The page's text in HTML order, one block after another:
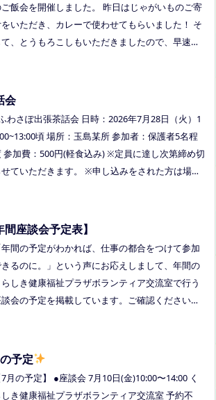
飯会を開催しました。 昨日はじゃがいものご寄
いただき、カレーで使わせてもらいました！ そ
て、とうもろこしもいただきましたので、早速茹
、お母さまの困ってる、だけではなく、ご家族
回、ご参加できなかった方も、フリースクールっ
会
わさぽ出張茶話会 日時：2026年7月28日（火）1
頃 場所：玉島某所 参加者：保護者5名程
参加費：500円(軽食込み) ※定員に達し次第締め切
せていただきます。 ※申し込みをされた方は場所
を食べます。 締め切り：2026年7月24日（金）1
座談会予定表】
年間の予定がわかれば、仕事の都合をつけて参加
るのに。」という声にお応えしまして、年間の
らしき健康福祉プラザボランティア交流室で行う
会の予定を掲載しています。ご確認ください！
ページなどでお伝えします。
予定
7月の予定】 ●座談会 7月10日(金)10:00〜14:00 く
しき健康福祉プラザボランティア交流室 予約不